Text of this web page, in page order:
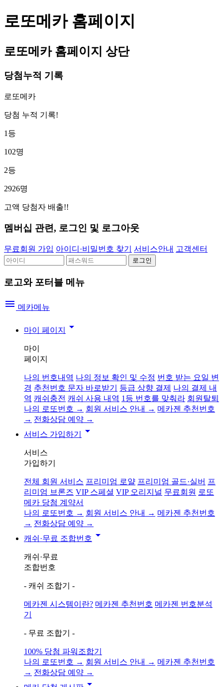
로또메카 홈페이지
로또메카 홈페이지 상단
당첨누적 기록
로또메카
당첨 누적 기록!
1등
102명
2등
2926명
고액 당첨자 배출!!
멤버십 관련, 로그인 및 로그아웃
무료회원 가입 아이디·비밀번호 찾기 서비스안내 고객센터
로고와 포터블 메뉴
menu 메카메뉴
마이 페이지 arrow_drop_down
마이
페이지
나의 번호내역 나의 정보 확인 및 수정 번호 받는 요일 변
경 추천번호 문자 바로받기 등급 상향 결제 나의 결제 내
역 캐쉬충전 캐쉬 사용 내역 1등 번호를 맞춰라 회원탈퇴
나의 로또번호 → 회원 서비스 안내 → 메카젠 추천번호
→ 전화상담 예약 →
서비스 가입하기
arrow_drop_down
서비스
가입하기
전체 회원 서비스 프리미엄 로얄 프리미엄 골드·실버 프
리미엄 브론즈 VIP 스페셜 VIP 오리지널 무료회원 로또
메카 당첨 계약서
나의 로또번호 → 회원 서비스 안내 → 메카젠 추천번호
→ 전화상담 예약 →
캐쉬·무료 조합번호 arrow_drop_down
캐쉬·무료
조합번호
- 캐쉬 조합기 -
메카젠 시스템이란? 메카젠 추천번호 메카젠 번호분석
기
- 무료 조합기 -
100% 당첨 파워조합기
나의 로또번호 → 회원 서비스 안내 → 메카젠 추천번호
→ 전화상담 예약 →
arrow_drop_down